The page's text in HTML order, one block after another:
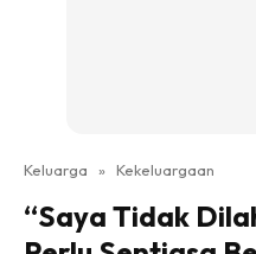
Keluarga » Kekeluargaan
“Saya Tidak